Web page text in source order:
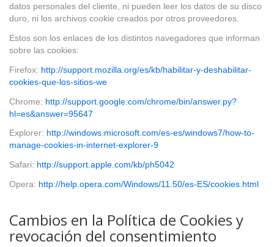
datos personales del cliente, ni pueden leer los datos de su disco
duro, ni los archivos cookie creados por otros proveedores.
Estos son los enlaces de los distintos navegadores que informan
sobre las cookies:
Firefox: http://support.mozilla.org/es/kb/habilitar-y-deshabilitar-
cookies-que-los-sitios-we
Chrome: http://support.google.com/chrome/bin/answer.py?
hl=es&answer=95647
Explorer: http://windows.microsoft.com/es-es/windows7/how-to-
manage-cookies-in-internet-explorer-9
Safari: http://support.apple.com/kb/ph5042
Opera: http://help.opera.com/Windows/11.50/es-ES/cookies.html
Cambios en la Política de Cookies y
revocación del consentimiento